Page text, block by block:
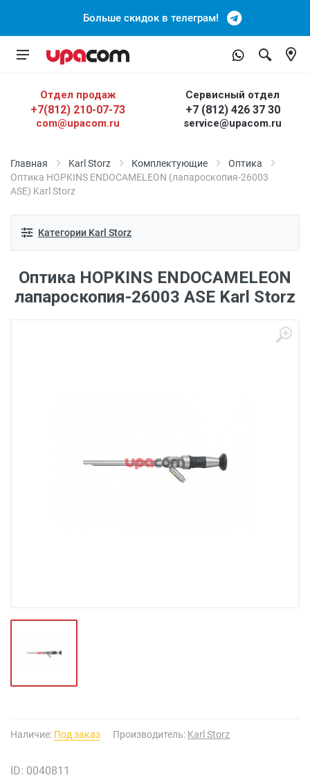
Больше скидок в телеграм!
Отдел продаж
+7(812) 210-07-73
com@upacom.ru
Сервисный отдел
+7 (812) 426 37 30
service@upacom.ru
Главная Karl Storz Комплектующие
Оптика
Оптика HOPKINS ENDOCAMELEON (лапароскопия-26003
ASE) Karl Storz
Категории Karl Storz
Оптика HOPKINS ENDOCAMELEON
лапароскопия-26003 ASE Karl Storz
Наличие: Под заказ Производитель: Karl Storz
ID: 0040811